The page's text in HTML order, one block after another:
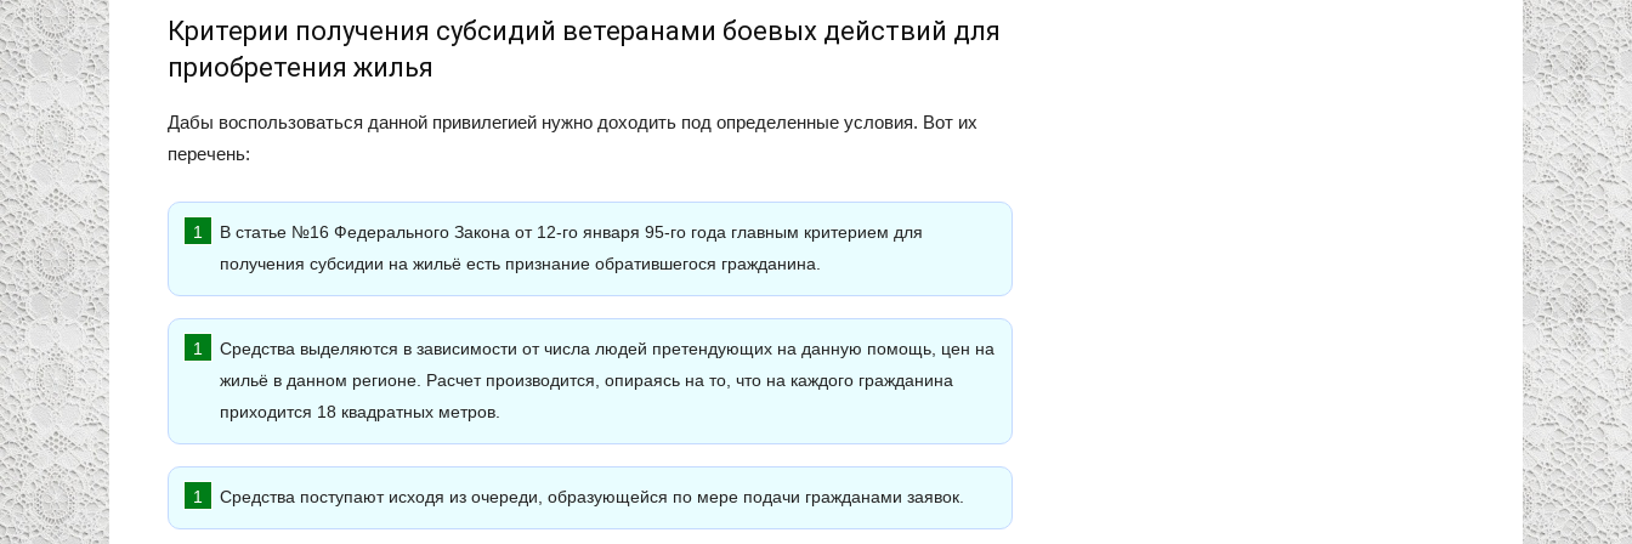
Критерии получения субсидий ветеранами боевых действий для
приобретения жилья
Дабы воспользоваться данной привилегией нужно доходить под определенные условия. Вот их
перечень:
В статье №16 Федерального Закона от 12-го января 95-го года главным критерием для
получения субсидии на жильё есть признание обратившегося гражданина.
Средства выделяются в зависимости от числа людей претендующих на данную помощь, цен на
жильё в данном регионе. Расчет производится, опираясь на то, что на каждого гражданина
приходится 18 квадратных метров.
Средства поступают исходя из очереди, образующейся по мере подачи гражданами заявок.